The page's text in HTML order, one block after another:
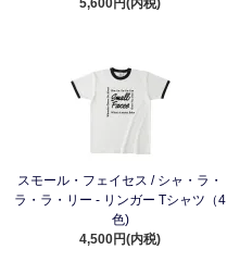
5,600円(内税)
スモール・フェイセス / シャ・ラ・
ラ・ラ・リー - リンガー Tシャツ（4
色)
4,500円(内税)